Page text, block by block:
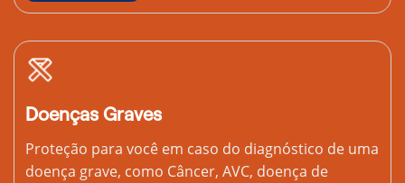
Doenças Graves
Proteção para você em caso do diagnóstico de uma
doença grave, como Câncer, AVC, doença de